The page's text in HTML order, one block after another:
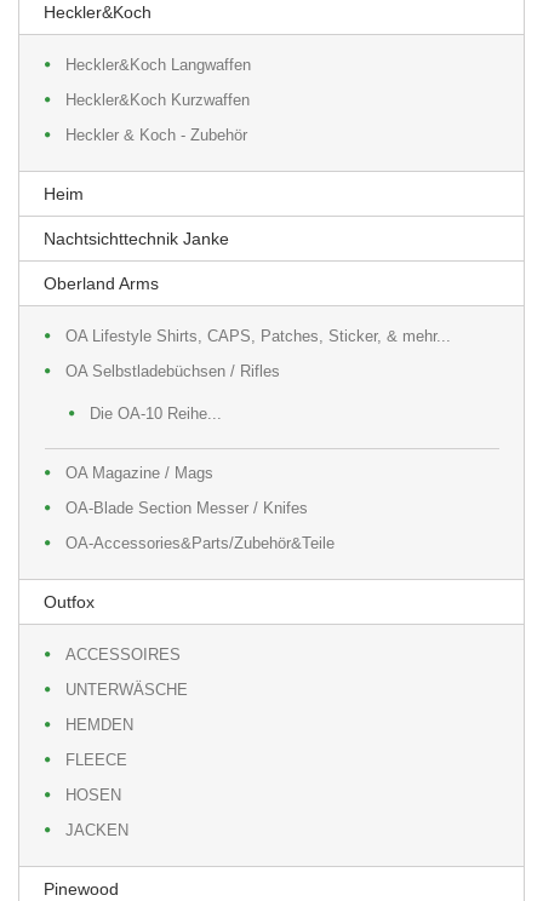
Heckler&Koch
Heckler&Koch Langwaffen
Heckler&Koch Kurzwaffen
Heckler & Koch - Zubehör
Heim
Nachtsichttechnik Janke
Oberland Arms
OA Lifestyle Shirts, CAPS, Patches, Sticker, & mehr...
OA Selbstladebüchsen / Rifles
Die OA-10 Reihe...
OA Magazine / Mags
OA-Blade Section Messer / Knifes
OA-Accessories&Parts/Zubehör&Teile
Outfox
ACCESSOIRES
UNTERWÄSCHE
HEMDEN
FLEECE
HOSEN
JACKEN
Pinewood